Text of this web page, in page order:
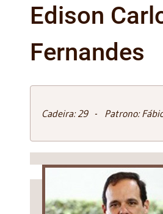
Edison
Fernandes
Cadeira: 29 - Patrono: